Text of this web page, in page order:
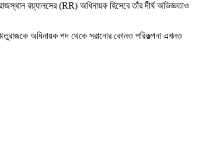
রয়্যালসের (RR) অধিনায়ক হিসেবে তাঁর দীর্ঘ অভিজ্ঞতাও
অধিনায়ক পদ থেকে সরানোর কোনও পরিকল্পনা এখনও